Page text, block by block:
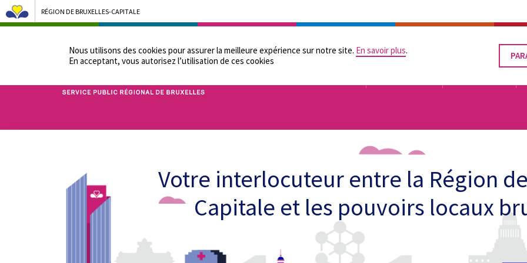
Nous utilisons des cookies pour assurer la meilleure expérience sur notre site. En savoir plus.
En acceptant, vous autorisez lʼutilisation de ces cookies
LE
RÉGION DE BRUXELLES-CAPITALE
Bruxelles Pouvoirs Locaux - Aller à la page d'accueil
NOTRE ADMINISTRATION ÉGALITÉ DES CHANCES
Votre interlocuteur entre la Région
Capitale et les pouvoirs locaux